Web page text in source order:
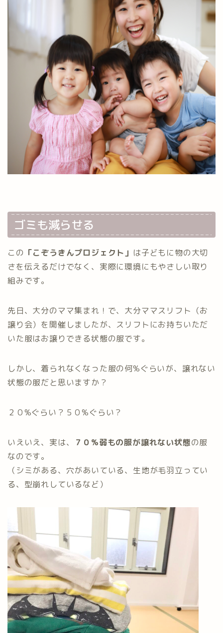
ゴミも減らせる
この 「こぞうきんプロジェクト」 は子どもに物の大切
さを伝えるだけでなく、実際に環境にもやさしい取り
組みです。
先日、大分のママ集まれ！で、大分ママスリフト（お
譲り会）を開催しましたが、スリフトにお持ちいただ
いた服はお譲りできる状態の服です。
しかし、着られなくなった服の何%ぐらいが、譲れない
状態の服だと思いますか？
２０%ぐらい？５０%ぐらい？
いえいえ、実は、 ７０%弱もの服が譲れない状態の服
なのです。
（シミがある、穴があいている、生地が毛羽立ってい
る、型崩れしているなど）